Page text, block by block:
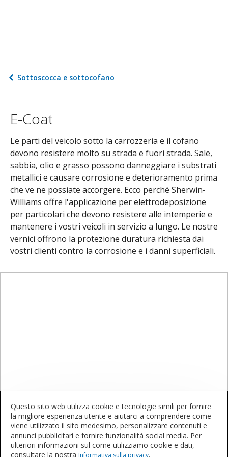
Sottoscocca e sottocofano
E-Coat
Le parti del veicolo sotto la carrozzeria e il cofano
devono resistere molto su strada e fuori strada. Sale,
sabbia, olio e grasso possono danneggiare i substrati
metallici e causare corrosione e deterioramento prima
che ve ne possiate accorgere. Ecco perché Sherwin-
Williams offre l'applicazione per elettrodeposizione
per particolari che devono resistere alle intemperie e
mantenere i vostri veicoli in servizio a lungo. Le nostre
vernici offrono la protezione duratura richiesta dai
vostri clienti contro la corrosione e i danni superficiali.
Contattateci
Volete saperne di più o acquistare questi
Questo sito web utilizza cookie e tecnologie simili per fornire
la migliore esperienza utente e aiutarci a comprendere come
viene utilizzato il sito medesimo, personalizzare contenuti e
annunci pubblicitari e fornire funzionalità social media. Per
ulteriori informazioni sul come utilizziamo cookie e dati,
consultare la nostra Informativa sulla privacy.